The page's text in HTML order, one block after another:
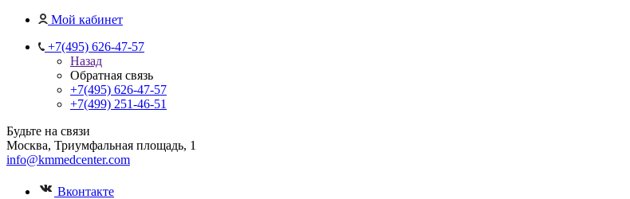
Мой кабинет
+7(495) 626-47-57
Назад
Обратная связь
+7(495) 626-47-57
+7(499) 251-46-51
Будьте на связи
Москва, Триумфальная площадь, 1
info@kmmedcenter.com
Вконтакте